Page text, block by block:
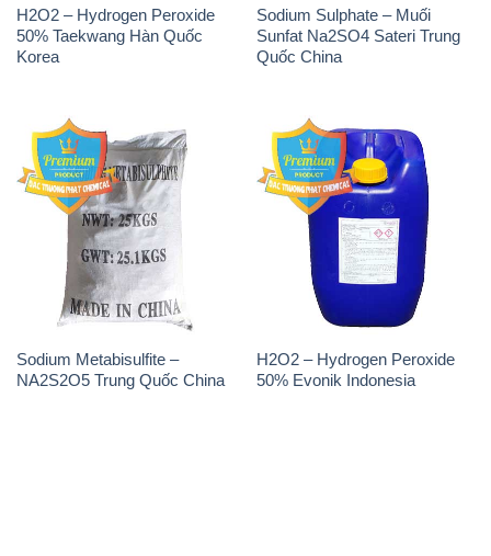
H2O2 – Hydrogen Peroxide
50% Taekwang Hàn Quốc
Korea
Sodium Sulphate – Muối
Sunfat Na2SO4 Sateri Trung
Quốc China
Sodium Metabisulfite –
NA2S2O5 Trung Quốc China
H2O2 – Hydrogen Peroxide
50% Evonik Indonesia